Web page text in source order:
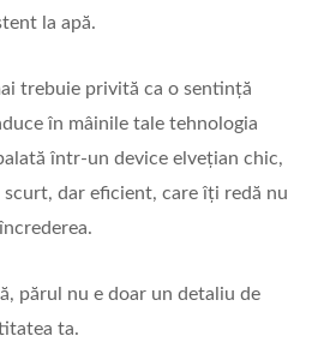
la apă.
trebuie privită ca o sentință
în mâinile tale tehnologia
într-un device elvețian chic,
dar eficient, care îți redă nu
părul nu e doar un detaliu de
ta.